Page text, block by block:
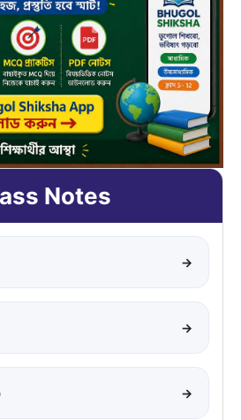
Notes
→
→
→